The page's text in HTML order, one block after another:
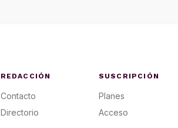
REDACCIÓN
Contacto
Directorio
SUSCRIPCIÓN
Planes
Acceso